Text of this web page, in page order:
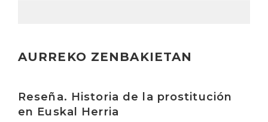
AURREKO ZENBAKIETAN
Reseña. Historia de la prostitución
en Euskal Herria